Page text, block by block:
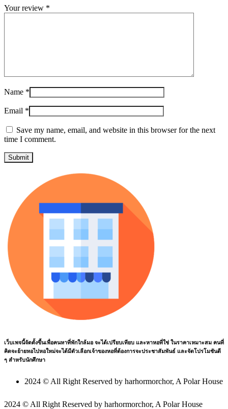
Your review *
Name *
Email *
Save my name, email, and website in this browser for the next
time I comment.
เว็บเพจนี้จัดตั้งขึ้นเพื่อคนหาที่พักใกล้มอ จะได้เปรียบเทียบ และหาหอที่ใช่ ในราคาเหมาะสม คนที่
คิดจะย้ายหอไปหอใหม่จะได้มีตัวเลือกเจ้าของหอที่ต้องการจะประชาสัมพันธ์ และจัดโปรโมชันดี
ๆ สำหรับนักศึกษา
2024 © All Right Reserved by harhormorchor, A Polar House
2024 © All Right Reserved by harhormorchor, A Polar House